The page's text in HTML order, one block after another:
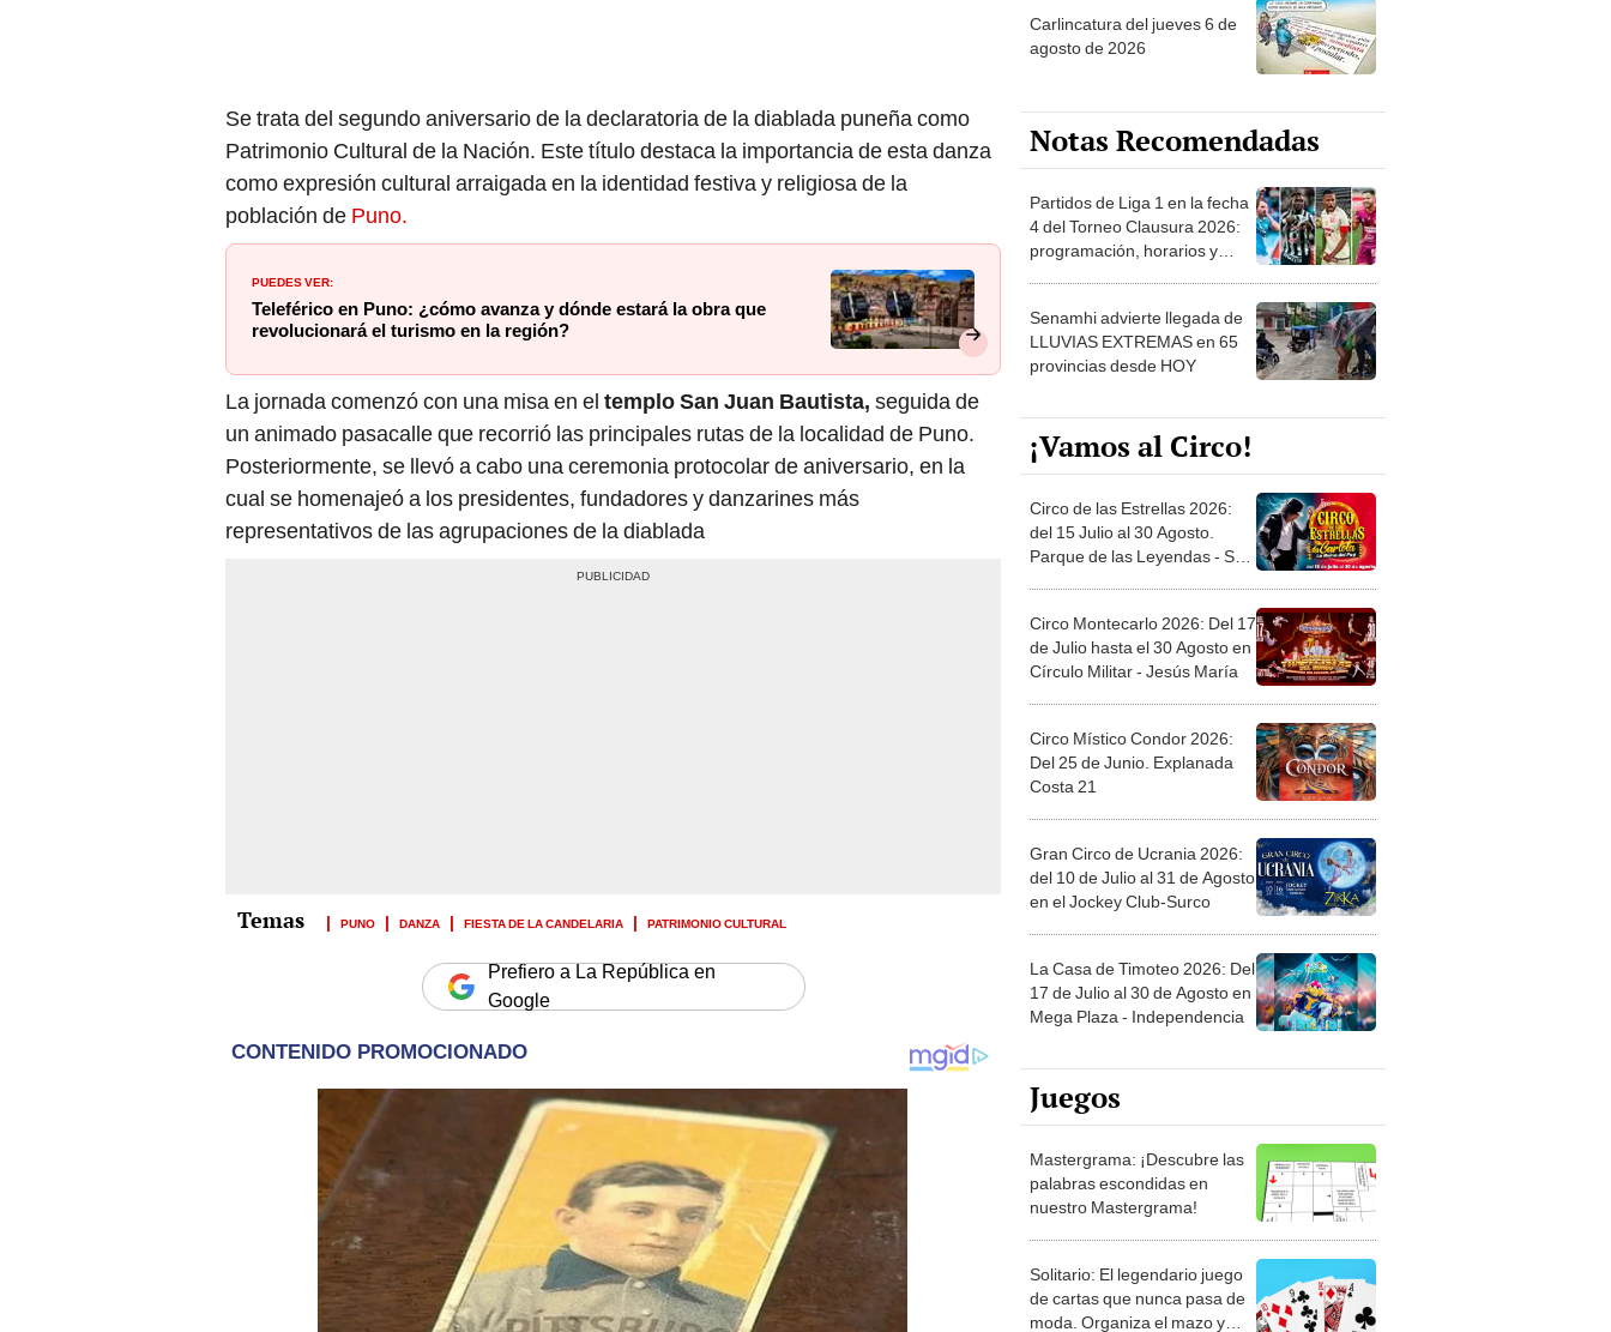
Se trata del segundo aniversario de la declaratoria de la diablada puneña como
Patrimonio Cultural de la Nación. Este título destaca la importancia de esta danza
como expresión cultural arraigada en la identidad festiva y religiosa de la
población de Puno.
PUEDES VER:
Teleférico en Puno: ¿cómo avanza y dónde estará la obra que
revolucionará el turismo en la región?
La jornada comenzó con una misa en el templo San Juan Bautista, seguida de
un animado pasacalle que recorrió las principales rutas de la localidad de Puno.
Posteriormente, se llevó a cabo una ceremonia protocolar de aniversario, en la
cual se homenajeó a los presidentes, fundadores y danzarines más
representativos de las agrupaciones de la diablada
PUNO DANZA FIESTA DE LA CANDELARIA PATRIMONIO CULTURAL
Prefiero a La República en
Google
Carlincatura del jueves 6 de
agosto de 2026
Notas Recomendadas
Partidos de Liga 1 en la fecha
4 del Torneo Clausura 2026:
programación, horarios y
Senamhi advierte llegada de
LLUVIAS EXTREMAS en 65
provincias desde HOY
¡Vamos al Circo!
Circo de las Estrellas 2026:
del 15 Julio al 30 Agosto.
Parque de las Leyendas - San
Circo Montecarlo 2026: Del 17
de Julio hasta el 30 Agosto en
Círculo Militar - Jesús María
Circo Místico Condor 2026:
Del 25 de Junio. Explanada
Costa 21
Gran Circo de Ucrania 2026:
del 10 de Julio al 31 de Agosto
en el Jockey Club-Surco
La Casa de Timoteo 2026: Del
17 de Julio al 30 de Agosto en
Mega Plaza - Independencia
Juegos
Mastergrama: ¡Descubre las
palabras escondidas en
nuestro Mastergrama!
Solitario: El legendario juego
de cartas que nunca pasa de
moda. Organiza el mazo y